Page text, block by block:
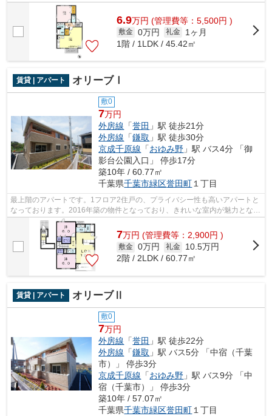
駐車場を利用できる物件です。株式会社...
6.9万円 (管理費等：5,500円 )
敷金 0万円 礼金
1ヶ月
1階 / 1LDK / 45.42㎡
賃貸 | アパート オリーブⅠ
敷0
7万円
外房線 「誉田 」駅 徒歩21分
外房線 「鎌取 」駅 徒歩30分
京成千原線 「おゆみ野 」駅 バス4分 「御
影台公園入口」 停歩17分
築10年 / 60.77㎡
千葉県千葉市緑区誉田町 １丁目
最上階のアパートです。1フロア2住戸の、プライバシー性も高いアパートと
なっております。2016年築の物件となっており、きれいな室内が魅力となっ
ています。通信速度が速く時間も節約...
7万円 (管理費等：2,900円 )
敷金 0万円 礼金
10.5万円
2階 / 2LDK / 60.77㎡
賃貸 | アパート オリーブⅡ
敷0
7万円
外房線 「誉田 」駅 徒歩22分
外房線 「鎌取 」駅 バス5分 「中宿（千葉
市）」 停歩3分
京成千原線 「おゆみ野 」駅 バス9分 「中
宿（千葉市）」 停歩3分
築10年 / 57.07㎡
千葉県千葉市緑区誉田町 １丁目